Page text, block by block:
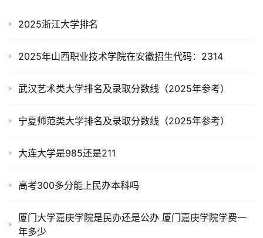
2025浙江大学排名
2025年山西职业技术学院在安徽招生代码：2314
武汉艺术类大学排名及录取分数线（2025年参考）
宁夏师范类大学排名及录取分数线（2025年参考）
大连大学是985还是211
高考300多分能上民办本科吗
厦门大学嘉庚学院是民办还是公办 厦门嘉庚学院学费一
年多少